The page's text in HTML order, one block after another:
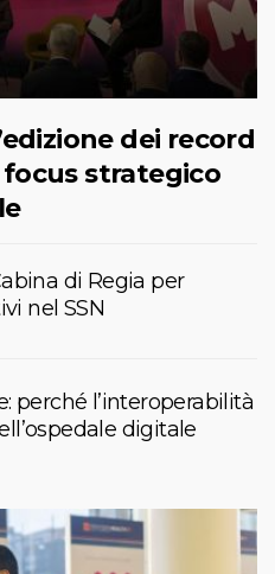
dei record
strategico
di Regia per
nel SSN
perché l’interoperabilità
digitale